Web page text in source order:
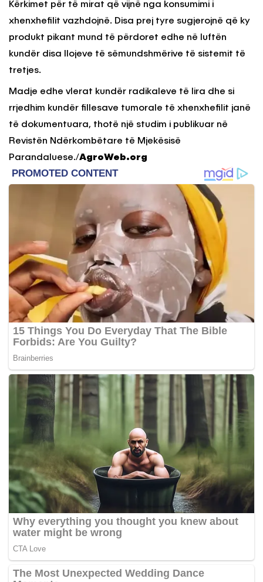
Kërkimet për të mirat që vijnë nga konsumimi i
xhenxhefilit vazhdojnë. Disa prej tyre sugjerojnë që ky
produkt pikant mund të përdoret edhe në luftën
kundër disa llojeve të sëmundshmërive të sistemit të
tretjes.
Madje edhe vlerat kundër radikaleve të lira dhe si
rrjedhim kundër fillesave tumorale të xhenxhefilit janë
të dokumentuara, thotë një studim i publikuar në
Revistën Ndërkombëtare të Mjekësisë
Parandaluese./AgroWeb.org